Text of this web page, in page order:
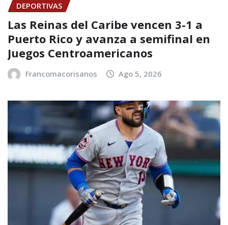
DEPORTIVAS
Las Reinas del Caribe vencen 3-1 a
Puerto Rico y avanza a semifinal en
Juegos Centroamericanos
Francomacorisanos Ago 5, 2026